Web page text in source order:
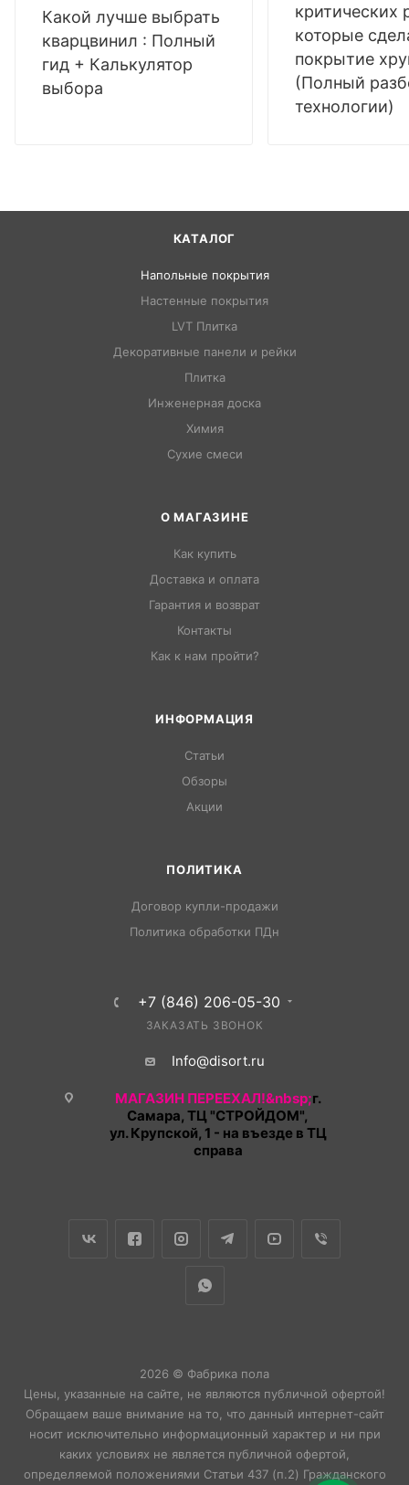
Какой лучше выбрать
кварцвинил : Полный
гид + Калькулятор
выбора
критических
которые
покрытие
(Полный
технологии)
КАТАЛОГ
Напольные покрытия
Настенные покрытия
LVT Плитка
Декоративные панели и рейки
Плитка
Инженерная доска
Химия
Сухие смеси
О МАГАЗИНЕ
Как купить
Доставка и оплата
Гарантия и возврат
Контакты
Как к нам пройти?
ИНФОРМАЦИЯ
Статьи
Обзоры
Акции
ПОЛИТИКА
Договор купли-продажи
Политика обработки ПДн
+7 (846) 206-05-30
ЗАКАЗАТЬ ЗВОНОК
Info@disort.ru
МАГАЗИН ПЕРЕЕХАЛ!&nbsp;г.
Самара, ТЦ "СТРОЙДОМ",
ул. Крупской, 1 - на въезде в ТЦ
справа
2026 © Фабрика пола
Цены, указанные на сайте, не являются публичной офертой!
Обращаем ваше внимание на то, что данный интернет-сайт
носит исключительно информационный характер и ни при
каких условиях не является публичной офертой,
определяемой положениями Статьи 437 (п.2) Гражданского